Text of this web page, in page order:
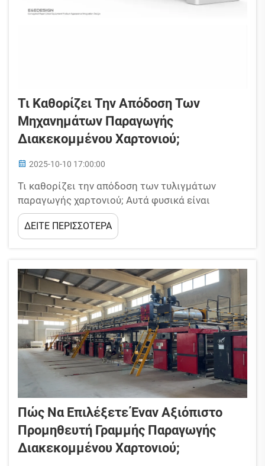
Τι Καθορίζει Την Απόδοση Των
Μηχανημάτων Παραγωγής
Διακεκομμένου Χαρτονιού;
2025-10-10 17:00:00
Τι καθορίζει την απόδοση των τυλιγμάτων
παραγωγής χαρτονιού; Αυτά φυσικά είναι
καθοριστικά στη βιομηχανία συσκευασίας, όπου
η εμπιστοσύνη στην απόδοση των τυλιγμάτων
παραγωγής καθορίζει άμεσα τον ρυθμό
αποβλήτων...
ΔΕΙΤΕ ΠΕΡΙΣΣΟΤΕΡΑ
Πώς Να Επιλέξετε Έναν Αξιόπιστο
Προμηθευτή Γραμμής Παραγωγής
Διακεκομμένου Χαρτονιού;